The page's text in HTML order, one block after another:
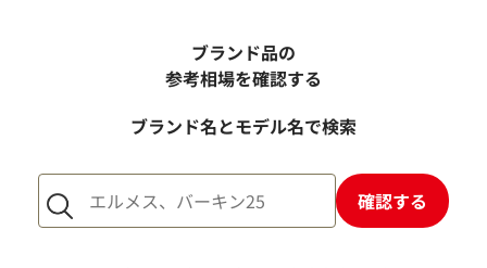
売却するか悩んでいるのですが、査定だけお願いできます
1点からでも査定できますか？
ブランド品の
参考相場を確認する
ブランド名とモデル名で検索
確認する